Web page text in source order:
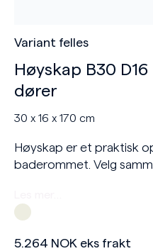
Variant felles
Høyskap B30
dører
30 x 16 x 170 cm
Høyskap er et praktisk
baderommet. Velg
5.264 NOK eks frakt